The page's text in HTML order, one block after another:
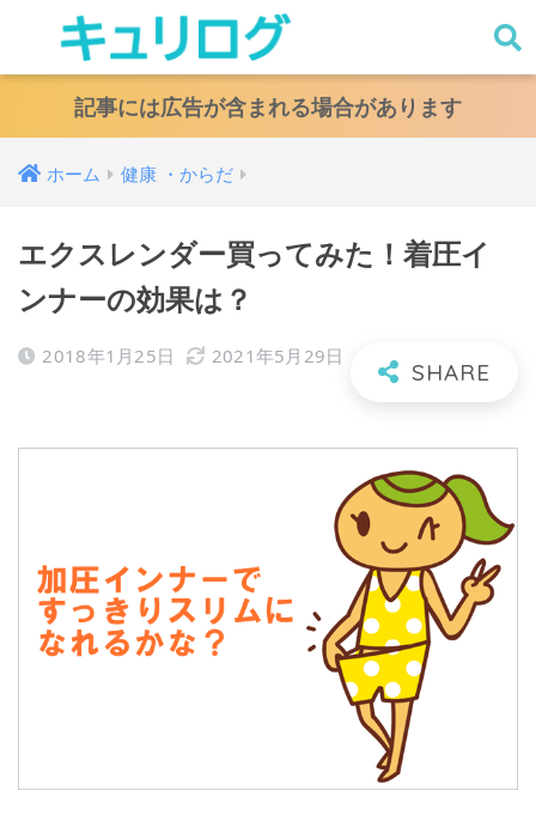
記事には広告が含まれる場合があります
ホーム 健康 ・からだ
エクスレンダー買ってみた！着圧イ
ンナーの効果は？
2018年1月25日 2021年5月29日